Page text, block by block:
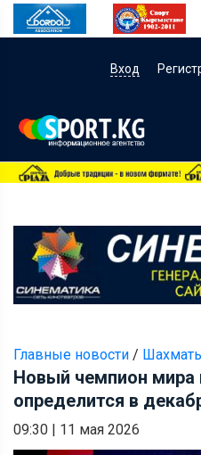
Вход
Главные новости /
Новый чемпион
определится в
09:30 | 11 мая 2026